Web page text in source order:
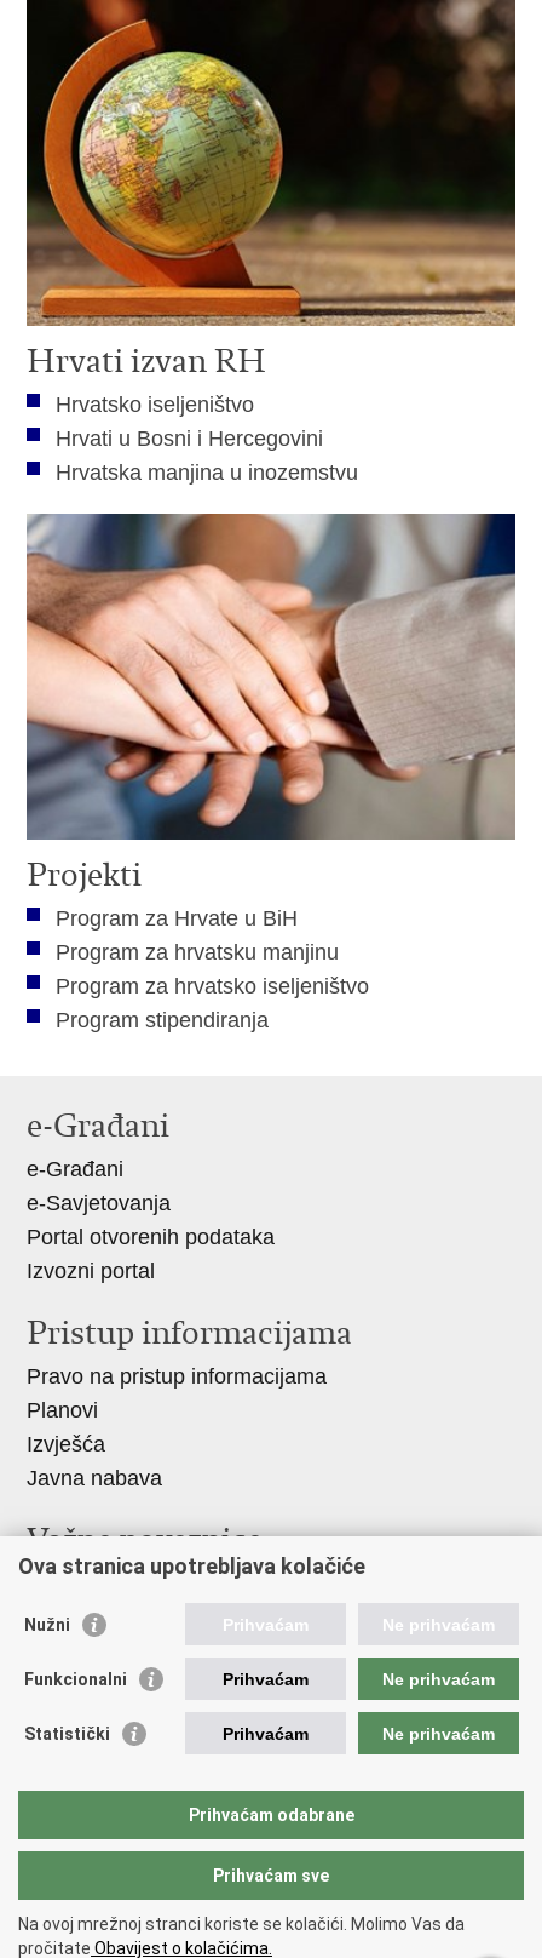
Hrvati izvan RH
Hrvatsko iseljeništvo
Hrvati u Bosni i Hercegovini
Hrvatska manjina u inozemstvu
Projekti
Program za Hrvate u BiH
Program za hrvatsku manjinu
Program za hrvatsko iseljeništvo
Program stipendiranja
e-Građani
e-Građani
e-Savjetovanja
Portal otvorenih podataka
Izvozni portal
Pristup informacijama
Pravo na pristup informacijama
Planovi
Izvješća
Javna nabava
Važne poveznice
Hrvatski sabor
Ministarstvo vanjskih i europskih poslova
Ministarstvo demografije i useljeništva
Hrvatska matica iseljenika
HRT - Glas Hrvatske
Copyright © 2026 Središnji državni ured za Hrvate izvan
Republike Hrvatske
Ova stranica upotrebljava kolačiće
Nužni Prihvaćam Ne prihvaćam
Funkcionalni Prihvaćam Ne prihvaćam
Statistički Prihvaćam Ne prihvaćam
Prihvaćam odabrane
Prihvaćam sve
Na ovoj mrežnoj stranci koriste se kolačići. Molimo Vas da
pročitate Obavijest o kolačićima.